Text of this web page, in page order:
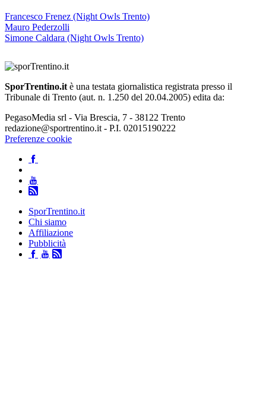
Francesco Frenez (Night Owls Trento)
Mauro Pederzolli
Simone Caldara (Night Owls Trento)
SporTrentino.it è una testata giornalistica registrata presso il
Tribunale di Trento (aut. n. 1.250 del 20.04.2005) edita da:
PegasoMedia srl - Via Brescia, 7 - 38122 Trento
redazione@sportrentino.it - P.I. 02015190222
Preferenze cookie
SporTrentino.it
Chi siamo
Affiliazione
Pubblicità